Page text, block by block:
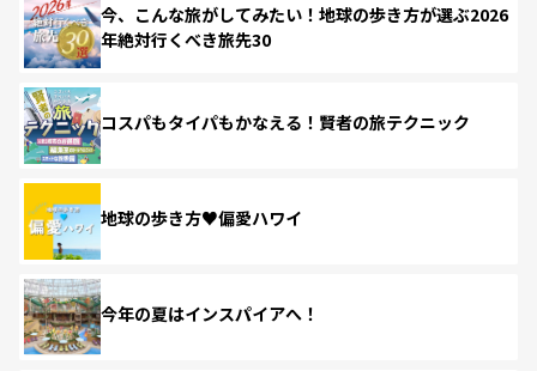
今、こんな旅がしてみたい！地球の歩き方が選ぶ2026
年絶対行くべき旅先30
コスパもタイパもかなえる！賢者の旅テクニック
地球の歩き方♥偏愛ハワイ
今年の夏はインスパイアへ！